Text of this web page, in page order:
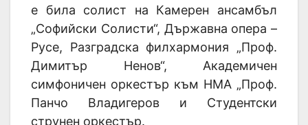
е била солист на Камерен ансамбъл
„Софийски Солисти“, Държавна опера –
Русе, Разградска филхармония „Проф.
Димитър Ненов“, Академичен
симфоничен оркестър към НМА „Проф.
Панчо Владигеров и Студентски
струнен оркестър.